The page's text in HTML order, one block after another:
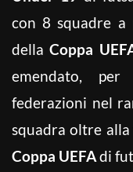
con 8 squadre
dellaCoppa
emendato,
federazioni nel
squadra oltre
Coppa UEFAdi